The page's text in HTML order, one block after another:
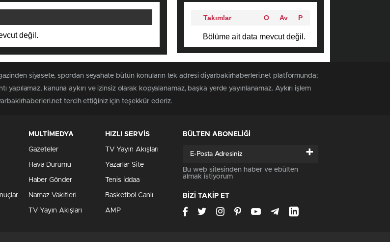
değil.
Takımlar P
Av
O
Bölüme ait data mevcut değil.
siyasete, spordan seyahate bütün konuların tek adresi diyarbakirhaberleri.net platformunda;
kanuna aykırı ve izinsiz olarak kopyalanamaz, başka yerde yayınlanamaz. Aykırı işlem
tercih ettiğiniz için teşekkür ederiz.
MULTİMEDYA
Gazeteler
Hava Durumu
Haber Gönder
Namaz Vakitleri
TV Yayın Akışları
HIZLI SERVİS
TV Yayın Akışları
Yazarlar Site
Tenis İddaa
Basketbol Canlı
AMP
BÜLTEN ABONELİĞİ
+
Bu web sitesinden haber ve ebülten
almak istiyorum
BİZİ TAKİP ET